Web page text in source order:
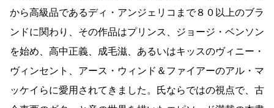
から高級品であるディ・アンジェリコまで８０以上のブラ
ンドに関わり、その作品はプリンス、ジョージ・ベンソン
を始め、高中正義、成毛滋、あるいはキッスのヴィニー・
ヴィンセント、アース・ウィンド＆ファイアーのアル・マ
ッケイらに愛用されてきました。氏ならではの視点で、古